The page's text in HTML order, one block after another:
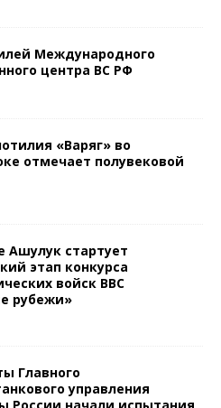
Международного
центра ВС РФ
«Варяг» во
отмечает полувековой
Ашулук стартует
этап конкурса
войск ВВС
рубежи»
Главного
управления